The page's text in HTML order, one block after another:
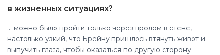
в жизненных ситуациях?
... можно было пройти только через пролом в стене,
настолько узкий, что Брейну пришлось втянуть живот и
выпучить глаза, чтобы оказаться по другую сторону